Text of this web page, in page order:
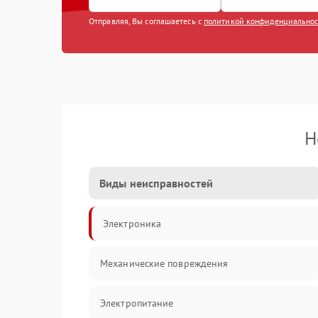
Отправляя, Вы соглашаетесь с политикой
Виды неисправностей
Электроника
Механические повреждения
Электропитание